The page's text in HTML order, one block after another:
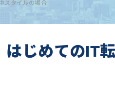
スタイルの場合
はじめてのIT